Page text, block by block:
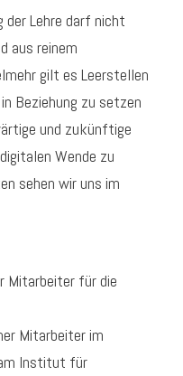
Lehre darf nicht
aus reinem
gilt es Leerstellen
Beziehung zu setzen
und zukünftige
Wende zu
sehen wir uns im
Mitarbeiter für die
Mitarbeiter im
Institut für